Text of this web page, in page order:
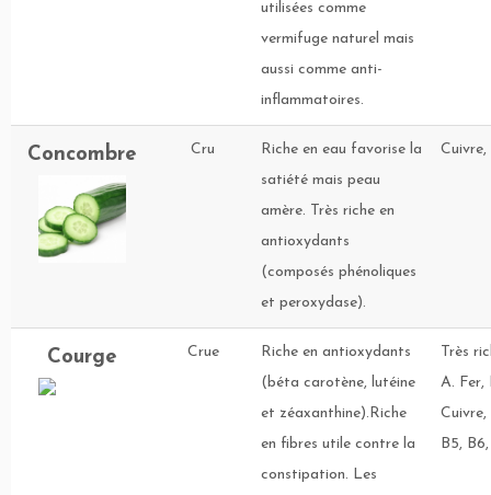
utilisées comme
vermifuge naturel mais
aussi comme anti-
inflammatoires.
Concombre Cru
Riche en eau favorise la
satiété mais peau
amère. Très riche en
antioxydants
(composés phénoliques
et peroxydase).
Courge Crue
Riche en antioxydants
(béta carotène, lutéine
et zéaxanthine).Riche
en fibres utile contre la
constipation. Les
Très
A. Fer,
B5,